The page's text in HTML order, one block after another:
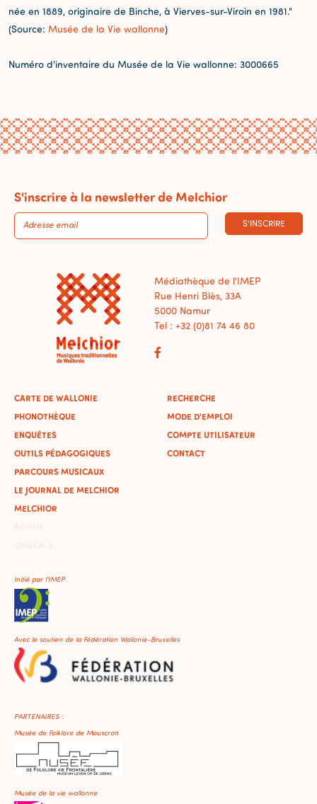
née en 1889, originaire de Binche, à Vierves-sur-Viroin en 1981."
(Source: Musée de la Vie wallonne)
Numéro d'inventaire du Musée de la Vie wallonne: 3000665
S'inscrire à la newsletter de Melchior
S'INSCRIRE
Médiathèque de l'IMEP
Rue Henri Blès, 33A
5000 Namur
Tel : +32 (0)81 74 46 80
CARTE DE WALLONIE
PHONOTHÈQUE
ENQUÊTES
OUTILS PÉDAGOGIQUES
PARCOURS MUSICAUX
LE JOURNAL DE MELCHIOR
MELCHIOR
RECHERCHE
MODE D'EMPLOI
COMPTE UTILISATEUR
CONTACT
Initié par l'IMEP
Avec le soutien de la Fédération Wallonie-Bruxelles
PARTENAIRES :
Musée de Folklore de Mouscron
Musée de la vie wallonne